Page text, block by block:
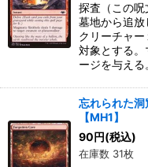
探査（この
墓地から追放
クリーチャ
対象とする。
ージを与え
忘れられた
【MH1】
90円(税込)
在庫数 31枚